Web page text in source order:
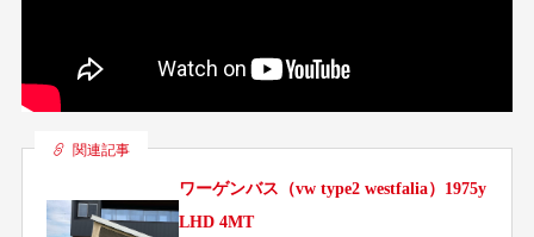
関連記事
ワーゲンバス（vw type2 westfalia）1975y
LHD 4MT